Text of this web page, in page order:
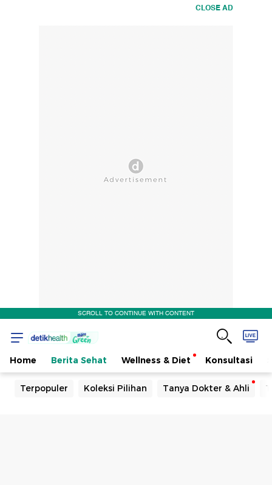
CLOSE AD
SCROLL TO CONTINUE WITH CONTENT
Home Berita Sehat Wellness & Diet Konsultasi
Terpopuler Koleksi Pilihan Tanya Dokter & Ahli